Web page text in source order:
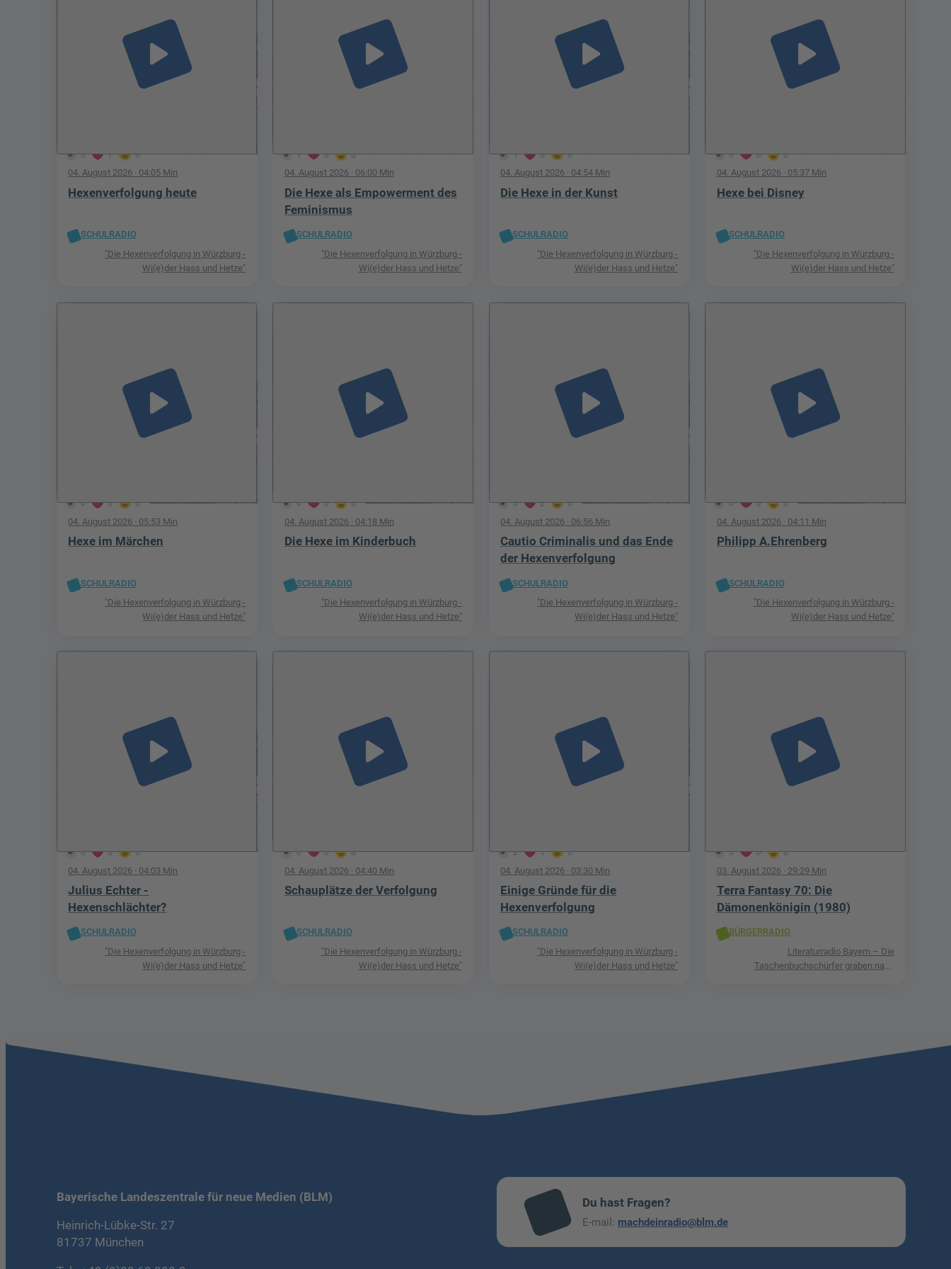
5 1 0
play_arrow
04. August 2026 · 04:05 Min
Hexenverfolgung heute
SCHULRADIO
"Die Hexenverfolgung in Würzburg -
Wi(e)der Hass und Hetze"
1 0 0
play_arrow
04. August 2026· 06:00 Min
Die Hexe als Empowerment des
Feminismus
SCHULRADIO
"Die Hexenverfolgung in Würzburg -
Wi(e)der Hass und Hetze"
1 0 0
play_arrow
04. August 2026 · 04:54 Min
Die Hexe in der Kunst
SCHULRADIO
"Die Hexenverfolgung in Würzburg -
Wi(e)der Hass und Hetze"
0 0 0
play_arrow
04. August 2026· 05:37 Min
Hexe bei Disney
SCHULRADIO
"Die Hexenverfolgung in Würzburg -
Wi(e)der Hass und Hetze"
0 0 0
play_arrow
04. August 2026 · 05:53 Min
Hexe im Märchen
SCHULRADIO
"Die Hexenverfolgung in Würzburg -
Wi(e)der Hass und Hetze"
0 0 0
play_arrow
04. August 2026· 04:18 Min
Die Hexe im Kinderbuch
SCHULRADIO
"Die Hexenverfolgung in Würzburg -
Wi(e)der Hass und Hetze"
0 2 0
play_arrow
04. August 2026 · 06:56 Min
Cautio Criminalis und das Ende
der Hexenverfolgung
SCHULRADIO
"Die Hexenverfolgung in Würzburg -
Wi(e)der Hass und Hetze"
0 0 0
play_arrow
04. August 2026· 04:11 Min
Philipp A.Ehrenberg
SCHULRADIO
"Die Hexenverfolgung in Würzburg -
Wi(e)der Hass und Hetze"
0 0 0
play_arrow
04. August 2026 · 04:03 Min
Julius Echter -
Hexenschlächter?
SCHULRADIO
"Die Hexenverfolgung in Würzburg -
Wi(e)der Hass und Hetze"
0 0 0
play_arrow
04. August 2026· 04:40 Min
Schauplätze der Verfolgung
SCHULRADIO
"Die Hexenverfolgung in Würzburg -
Wi(e)der Hass und Hetze"
2 1 0
play_arrow
04. August 2026 · 03:30 Min
Einige Gründe für die
Hexenverfolgung
SCHULRADIO
"Die Hexenverfolgung in Würzburg -
Wi(e)der Hass und Hetze"
3 0 0
play_arrow
03. August 2026· 29:29 Min
Terra Fantasy 70: Die
Dämonenkönigin (1980)
BÜRGERRADIO
Literaturradio Bayern – Die
Taschenbuchschürfer graben nach
Bayerische Landeszentrale für neue Medien (BLM)
Heinrich-Lübke-Str. 27
81737 München
mai
l
Du hast Fragen?
E-mail: machdeinradio@blm.de